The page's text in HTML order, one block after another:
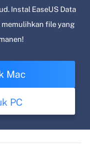
Instal EaseUS Data
file yang
Mac
PC